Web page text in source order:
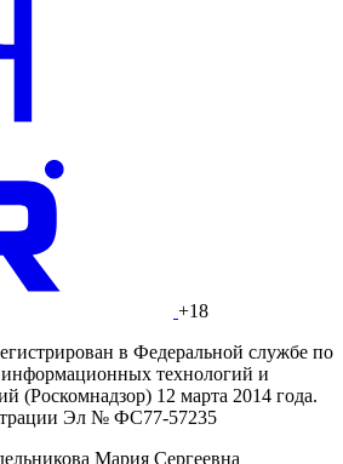
+18
в Федеральной службе по
информационных технологий и
(Роскомнадзор) 12 марта 2014 года.
Эл № ФС77-57235
Мария Сергеевна